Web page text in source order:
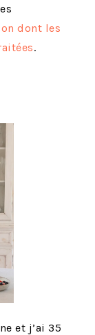
dont les
.
et j’ai 35